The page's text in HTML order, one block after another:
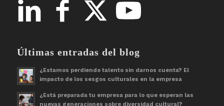
Últimas entradas del blog
¿Estamos perdiendo talento sin darnos cuenta? El
impacto de los sesgos culturales en la empresa
¿Está preparada tu empresa para lo que esperan las
nuevas generaciones sobre diversidad cultural?